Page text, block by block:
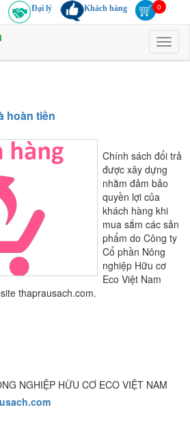
Đại lý Khách hàng
hoàn tiền
Chính sách đổi trả
được xây dựng
nhằm đảm bảo
quyền lợi của
khách hàng khi
mua sắm các sản
phẩm do Công ty
Cổ phần Nông
nghiệp Hữu cơ
Eco Việt Nam
thaprausach.com.
NGHIỆP HỮU CƠ ECO VIỆT NAM